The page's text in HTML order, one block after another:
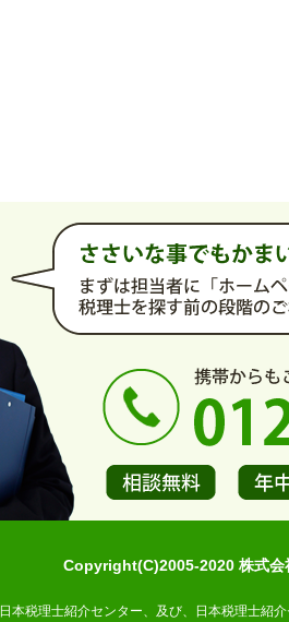
Copyright(C)2005-2020 株式
日本税理士紹介センター、及び、日本税理士紹